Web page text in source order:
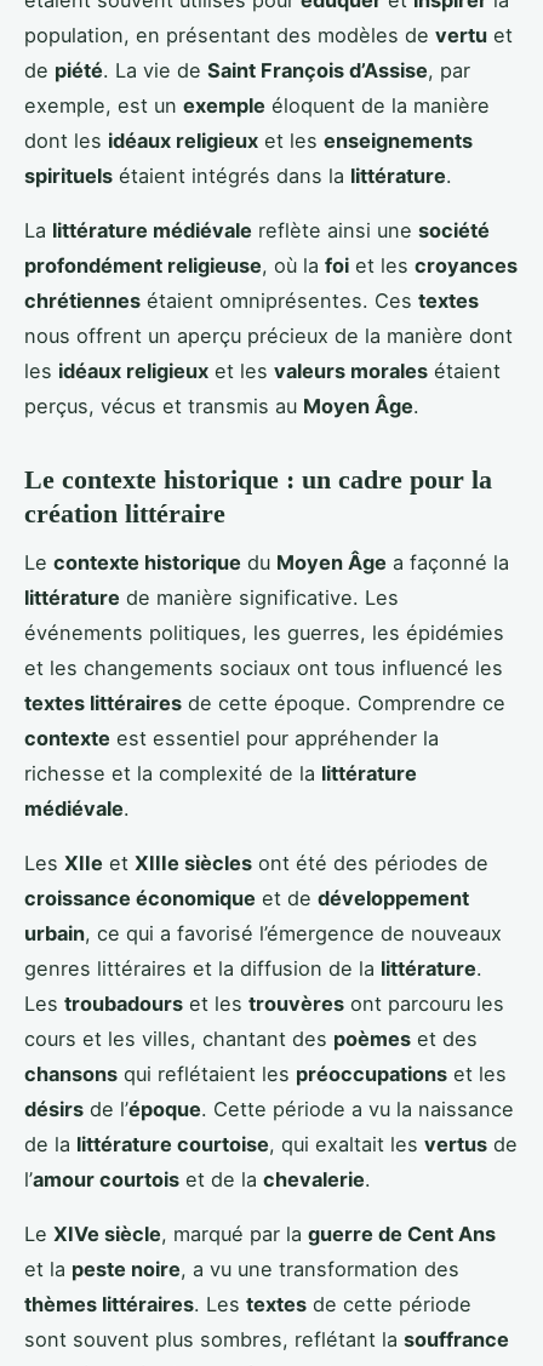
population, en présentant des modèles de vertu et
de piété. La vie de Saint François d’Assise, par
exemple, est un exemple éloquent de la manière
dont les idéaux religieux et les enseignements
spirituels étaient intégrés dans la littérature.
La littérature médiévale reflète ainsi une société
profondément religieuse, où la foi et les croyances
chrétiennes étaient omniprésentes. Ces textes
nous offrent un aperçu précieux de la manière dont
les idéaux religieux et les valeurs morales étaient
perçus, vécus et transmis au Moyen Âge.
Le contexte historique : un cadre pour la
création littéraire
Le contexte historique du Moyen Âge a façonné la
littérature de manière significative. Les
événements politiques, les guerres, les épidémies
et les changements sociaux ont tous influencé les
textes littéraires de cette époque. Comprendre ce
contexte est essentiel pour appréhender la
richesse et la complexité de la littérature
médiévale.
Les XIIe et XIIIe siècles ont été des périodes de
croissance économique et de développement
urbain, ce qui a favorisé l’émergence de nouveaux
genres littéraires et la diffusion de la littérature.
Les troubadours et les trouvères ont parcouru les
cours et les villes, chantant des poèmes et des
chansons qui reflétaient les préoccupations et les
désirs de l’époque. Cette période a vu la naissance
de la littérature courtoise, qui exaltait les vertus de
l’amour courtois et de la chevalerie.
Le XIVe siècle, marqué par la guerre de Cent Ans
et la peste noire, a vu une transformation des
thèmes littéraires. Les textes de cette période
sont souvent plus sombres, reflétant la souffrance